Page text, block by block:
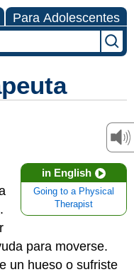
Para Adolescentes
in English
Going to a Physical
Therapist
para moverse.
un hueso o sufriste